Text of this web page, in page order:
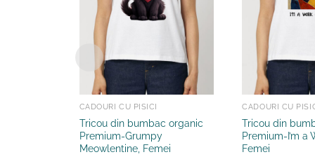
CADOURI CU PISICI
Tricou din bumbac organic
Premium-Grumpy
Meowlentine, Femei
CADOURI CU
Tricou din
Premium-I’m a
Femei